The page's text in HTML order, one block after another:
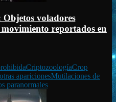
voladores
reportados en
CriptozoologíaCrop
aparicionesMutilaciones de
paranormales